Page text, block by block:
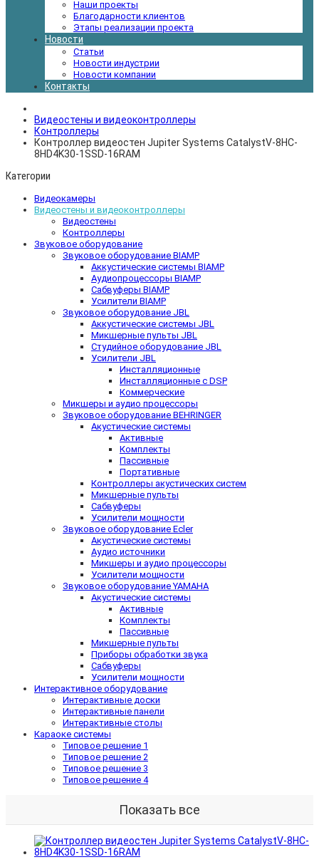
Наши проекты
Благодарности клиентов
Этапы реализации проекта
Новости
Статьи
Новости индустрии
Новости компании
Контакты
Видеостены и видеоконтроллеры
Контроллеры
Контроллер видеостен Jupiter Systems CatalystV-8HC-
8HD4K30-1SSD-16RAM
Категории
Видеокамеры
Видеостены и видеоконтроллеры
Видеостены
Контроллеры
Звуковое оборудование
Звуковое оборудование BIAMP
Аккустические системы BIAMP
Аудиопроцессоры BIAMP
Сабвуферы BIAMP
Усилители BIAMP
Звуковое оборудование JBL
Аккустические системы JBL
Микшерные пульты JBL
Студийное оборудование JBL
Усилители JBL
Инсталляционные
Инсталляционные с DSP
Коммерческие
Микшеры и аудио процессоры
Звуковое оборудование BEHRINGER
Акустические системы
Активные
Комплекты
Пассивные
Портативные
Контроллеры акустических систем
Микшерные пульты
Сабвуферы
Усилители мощности
Звуковое оборудование Ecler
Акустические системы
Аудио источники
Микшеры и аудио процессоры
Усилители мощности
Звуковое оборудование YAMAHA
Акустические системы
Активные
Комплекты
Пассивные
Микшерные пульты
Приборы обработки звука
Сабвуферы
Усилители мощности
Интерактивное оборудование
Интерактивные доски
Интерактивные панели
Интерактивные столы
Караоке системы
Типовое решение 1
Типовое решение 2
Типовое решение 3
Типовое решение 4
Показать все